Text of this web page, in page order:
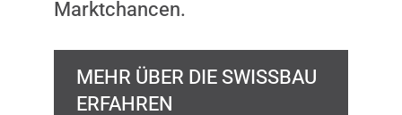
Marktchancen.
MEHR ÜBER DIE SWISSBAU
ERFAHREN